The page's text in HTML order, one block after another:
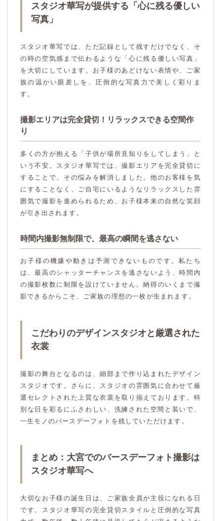
スタジオ華写が提供する「心に残る優しい
写真」
スタジオ華写では、ただ記録として残すだけでなく、そ
の時の空気感まで伝わるような「心に残る優しい写真」
を大切にしています。お子様のあどけない表情や、ご家
族の温かい眼差しを、圧倒的な写真力で美しく彩りま
す。
撮影エリアは完全貸切！リラックスできる空間作
り
多くの方が抱える「子供が場所見知りをしてしまう」と
いう不安。スタジオ華写では、撮影エリアを完全貸切に
することで、その悩みを解消しました。他のお客様を気
にすることなく、ご自宅にいるようなリラックスした雰
囲気で撮影を進められるため、お子様本来の自然な笑顔
が引き出されます。
時間内撮影無制限で、最高の瞬間を逃さない
お子様の機嫌や動きは予測できないものです。私たち
は、最高のシャッターチャンスを逃さないよう、時間内
の撮影枚数に制限を設けていません。納得のいくまで撮
影できるからこそ、ご家族の理想の一枚が生まれます。
こだわりのデザインスタジオと厳選された
衣裳
撮影の舞台となるのは、細部まで作り込まれたデザイン
スタジオです。さらに、スタジオの雰囲気に合わせて厳
選セレクトされた上質な衣裳を取り揃えております。特
別な日を彩るにふさわしい、洗練された空間と装いで、
一生モノのバースデーフォトを残していただけます。
まとめ：大宮でのバースデーフォト撮影は
スタジオ華写へ
大切なお子様の誕生日は、ご家族全員が主役になれる日
です。スタジオ華写の完全貸切スタイルと圧倒的な写真